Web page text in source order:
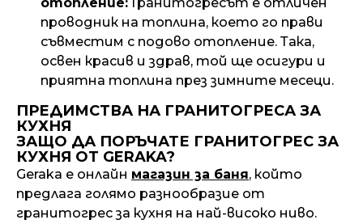
проводник на топлина, което го прави
съвместим с подово отопление. Така,
освен красив и здрав, той ще осигури и
приятна топлина през зимните месеци.
ПРЕДИМСТВА НА ГРАНИТОГРЕСА ЗА
КУХНЯ
ЗАЩО ДА ПОРЪЧАТЕ ГРАНИТОГРЕС ЗА
КУХНЯ ОТ GERAKA?
Geraka е онлайн магазин за баня, който
предлага голямо разнообразие от
гранитогрес за кухня на най-високо ниво.